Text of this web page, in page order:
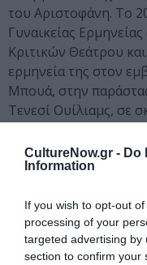
CultureNow.gr - Do
Information
If you wish to opt-out
processing of your
targeted advertising by
section to confirm your
του Αριστοφάνη. Το
Γυναικείας
Κριτικών Θεάτρου
ερμηνεία της στον
Μπουά, στην
Τενεσί Ουίλιαμς, σε
Σκηνοθέτησε τις
Αναγνωστάκη
Θέατρο Θησείον) και
θέατρο 104), ένα